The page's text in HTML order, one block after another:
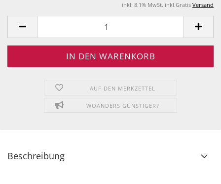
inkl. 8.1% MwSt. inkl.Gratis Versand
AUF DEN MERKZETTEL
WOANDERS GÜNSTIGER?
Beschreibung